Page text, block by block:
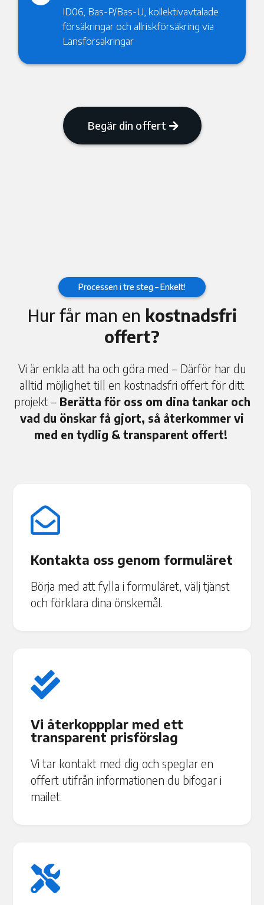
ID06, Bas-P/Bas-U, kollektivavtalade
försäkringar och allriskförsäkring via
Länsförsäkringar
Begär din offert
Processen i tre steg – Enkelt!
Hur får man en kostnadsfri
offert?
Vi är enkla att ha och göra med – Därför har du
alltid möjlighet till en kostnadsfri offert för ditt
projekt – Berätta för oss om dina tankar och
vad du önskar få gjort, så återkommer vi
med en tydlig & transparent offert!

Kontakta oss genom formuläret
Börja med att fylla i formuläret, välj tjänst
och förklara dina önskemål.

Vi återkoppplar med ett
transparent prisförslag
Vi tar kontakt med dig och speglar en
offert utifrån informationen du bifogar i
mailet.
